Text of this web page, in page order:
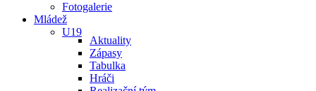
Fotogalerie
Mládež
U19
Aktuality
Zápasy
Tabulka
Hráči